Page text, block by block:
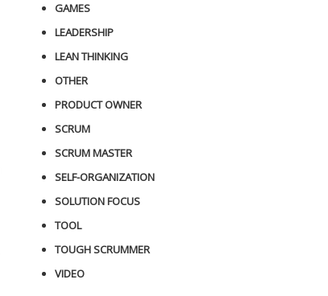
GAMES
LEADERSHIP
LEAN THINKING
OTHER
PRODUCT OWNER
SCRUM
SCRUM MASTER
SELF-ORGANIZATION
SOLUTION FOCUS
TOOL
TOUGH SCRUMMER
VIDEO